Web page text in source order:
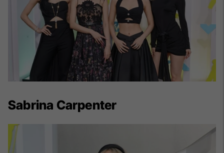
Sabrina Carpenter